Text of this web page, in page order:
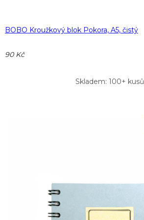
BOBO Kroužkový blok Pokora, A5, čistý
90 Kč
Skladem: 100+ kusů